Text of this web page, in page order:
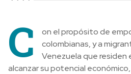
C
on el propósito de
colombianas, y a
Venezuela que residen
alcanzar su potencial